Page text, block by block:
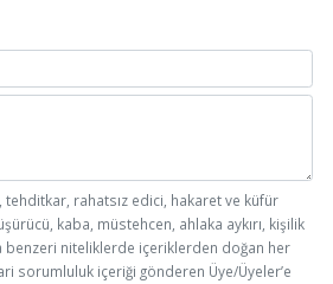
tehditkar, rahatsız edici, hakaret ve küfür
kaba, müstehcen, ahlaka aykırı, kişilik
benzeri niteliklerde içeriklerden doğan her
sorumluluk içeriği gönderen Üye/Üyeler’e